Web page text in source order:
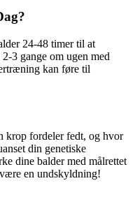
24-48 timer til at
3 gange om ugen med
kan føre til
krop fordeler fedt, og hvor
din genetiske
dine balder med målrettet
en undskyldning!